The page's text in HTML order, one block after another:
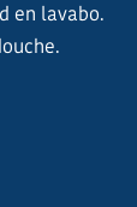
en lavabo.